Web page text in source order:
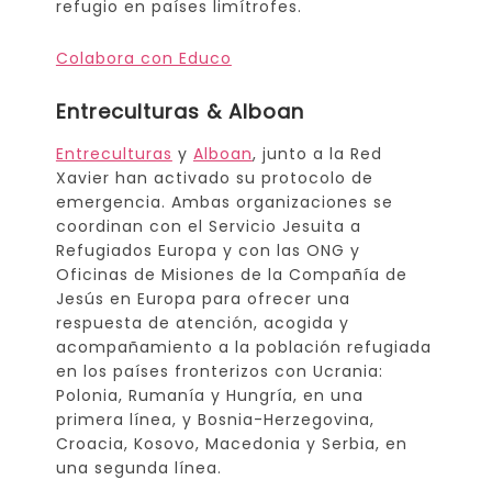
refugio en países limítrofes.
Colabora con Educo
Entreculturas & Alboan
Entreculturas y Alboan, junto a la Red
Xavier han activado su protocolo de
emergencia. Ambas organizaciones se
coordinan con el Servicio Jesuita a
Refugiados Europa y con las ONG y
Oficinas de Misiones de la Compañía de
Jesús en Europa para ofrecer una
respuesta de atención, acogida y
acompañamiento a la población refugiada
en los países fronterizos con Ucrania:
Polonia, Rumanía y Hungría, en una
primera línea, y Bosnia-Herzegovina,
Croacia, Kosovo, Macedonia y Serbia, en
una segunda línea.